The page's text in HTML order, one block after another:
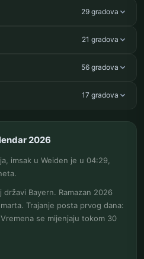
29 gradova
21 gradova
56 gradova
17 gradova
2026
imsak u Weiden je u 04:29,
Bayern. Ramazan 2026
Trajanje posta prvog dana:
se mijenjaju tokom 30